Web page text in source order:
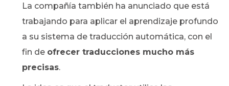
La compañía también ha anunciado que está
trabajando para aplicar el aprendizaje profundo
a su sistema de traducción automática, con el
fin de ofrecer traducciones mucho más
precisas.